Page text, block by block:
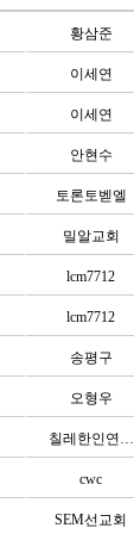
황삼준
이세연
이세연
안현수
토론토벧엘
밀알교회
lcm7712
lcm7712
송평구
오형우
칠레한인연…
cwc
SEM선교회